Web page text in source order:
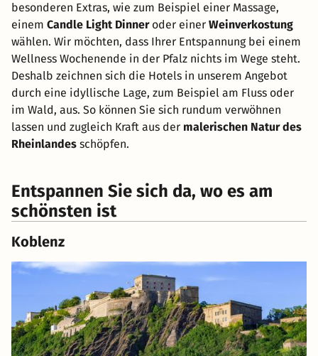
besonderen Extras, wie zum Beispiel einer Massage,
einem Candle Light Dinneroder einer Weinverkostung
wählen. Wir möchten, dass Ihrer Entspannung bei einem
Wellness Wochenende in der Pfalz nichts im Wege steht.
Deshalb zeichnen sich die Hotels in unserem Angebot
durch eine idyllische Lage, zum Beispiel am Fluss oder
im Wald, aus. So können Sie sich rundum verwöhnen
lassen und zugleich Kraft aus der malerischen Natur des
Rheinlandes schöpfen.
Entspannen Sie sich da, wo es am
schönsten ist
Koblenz